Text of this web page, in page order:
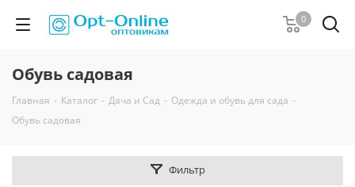
0
Обувь садовая
Главная - Каталог - Дача и Сад - Одежда и обувь для сада -
Обувь садовая
Фильтр